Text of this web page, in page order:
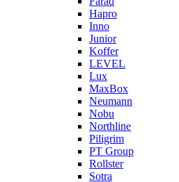
Hapro
Inno
Junior
Koffer
LEVEL
Lux
MaxBox
Neumann
Nobu
Northline
Piligrim
PT Group
Rollster
Sotra